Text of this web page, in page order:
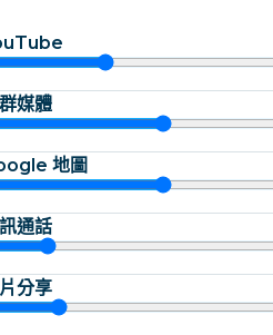
媒體
地圖
通話
分享